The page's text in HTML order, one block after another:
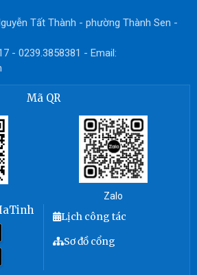
Tất Thành - phường Thành Sen -
- 0239.3858381 - Email:
Mã QR
Zalo
Lịch công tác
Sơ đồ cổng